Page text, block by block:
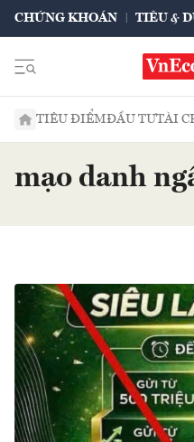
CHỨNG KHOÁN TIÊU &
TIÊU ĐIỂMĐẦU TƯTÀI
mạo danh